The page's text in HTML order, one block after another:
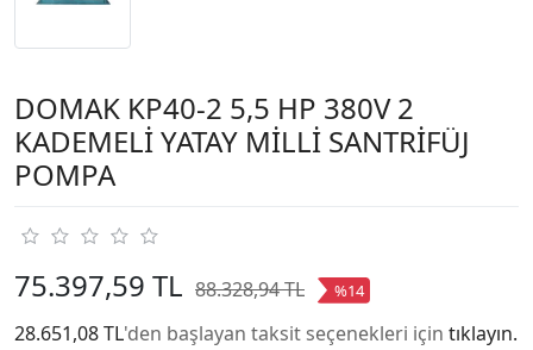
DOMAK KP40-2 5,5 HP 380V 2
KADEMELİ YATAY MİLLİ SANTRİFÜJ
POMPA
75.397,59 TL 88.328,94 TL %14
28.651,08 TL'den başlayan taksit seçenekleri için tıklayın.